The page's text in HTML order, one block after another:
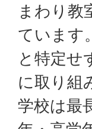
まわり教
ています
と特定せ
に取り組
学校は最